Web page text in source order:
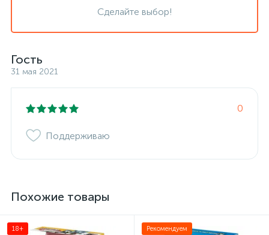
Сделайте выбор!
Гость
31 мая 2021
0
Поддерживаю
Похожие товары
18+
Рекомендуем